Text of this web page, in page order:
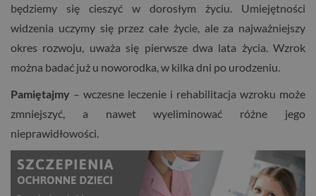
będziemy się cieszyć w dorosłym życiu. Umiejętności
widzenia uczymy się przez całe życie, ale za najważniejszy
okres rozwoju, uważa się pierwsze dwa lata życia. Wzrok
można badać już u noworodka, w kilka dni po urodzeniu.
Pamiętajmy – wczesne leczenie i rehabilitacja wzroku może
zmniejszyć, a nawet wyeliminować różne jego
nieprawidłowości.